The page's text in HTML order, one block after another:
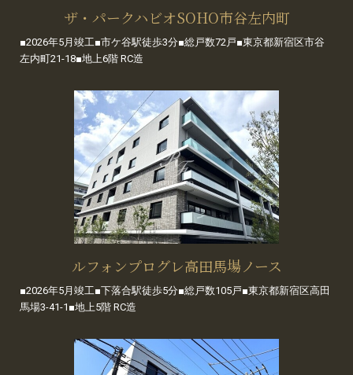
ザ・パークハビオSOHO市谷左内町
■2026年5月竣工■市ケ谷駅徒歩3分■総戸数72戸■東京都新宿区市谷
左内町21-18■地上6階 RC造
ルフォンプログレ高田馬場ノース
■2026年5月竣工■下落合駅徒歩5分■総戸数105戸■東京都新宿区高田
馬場3-41-1■地上5階 RC造